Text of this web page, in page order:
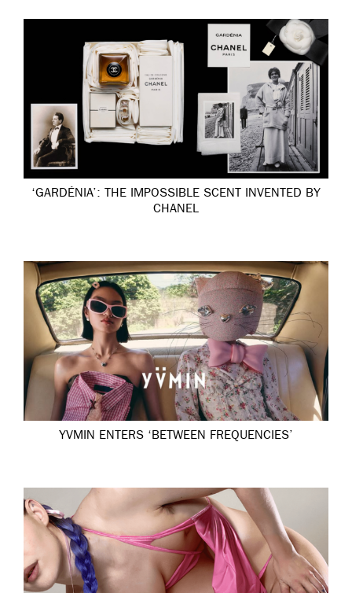
‘GARDÉNIA’: THE IMPOSSIBLE SCENT INVENTED BY
CHANEL
YVMIN ENTERS ‘BETWEEN FREQUENCIES’